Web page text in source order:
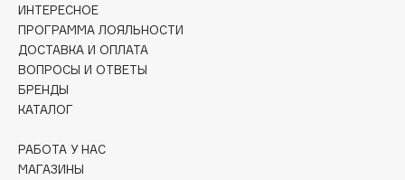
Club De Nuit
Collagenina
Corimo
CosRX
Crescina
ИНТЕРЕСНОЕ
ПРОГРАММА ЛОЯЛЬНОСТИ
ДОСТАВКА И ОПЛАТА
ВОПРОСЫ И ОТВЕТЫ
БРЕНДЫ
КАТАЛОГ
РАБОТА У НАС
МАГАЗИНЫ